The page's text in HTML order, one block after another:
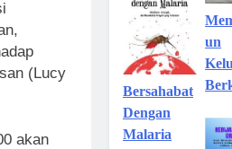
(Lucy
akan
Bersahabat
Dengan
Malaria
un